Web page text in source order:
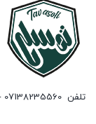
تلفن 07138235560 - 09173372500